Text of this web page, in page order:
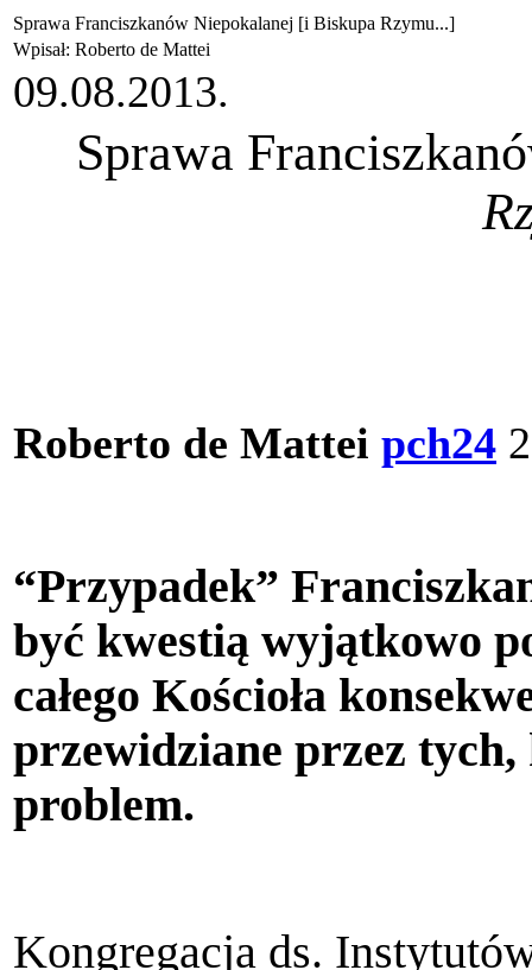
Sprawa Franciszkanów Niepokalanej [i Biskupa Rzymu...]
Wpisał: Roberto de Mattei
09.08.2013.
Sprawa
Roberto de Mattei pch24
“Przypadek”
być kwestią wyjątkowo
całego Kościoła
przewidziane przez
problem.
Kongregacja ds.